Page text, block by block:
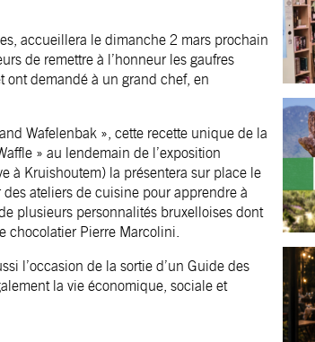
accueillera le dimanche 2 mars prochain
de remettre à l’honneur les gaufres
ont demandé à un grand chef, en
Wafelenbak », cette recette unique de la
» au lendemain de l’exposition
à Kruishoutem) la présentera sur place le
ateliers de cuisine pour apprendre à
plusieurs personnalités bruxelloises dont
chocolatier Pierre Marcolini.
l’occasion de la sortie d’un Guide des
la vie économique, sociale et